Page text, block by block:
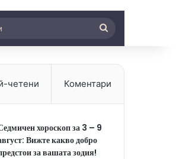
четени Коментари
хороскоп за 3 – 9
Вижте какво добро
за вашата зодия!